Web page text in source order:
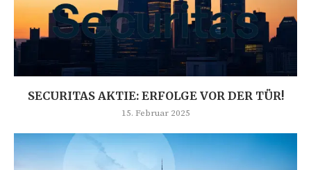
SECURITAS AKTIE: ERFOLGE VOR DER TÜR!
15. Februar 2025